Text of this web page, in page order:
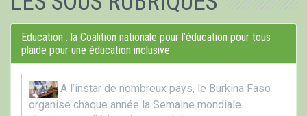
Education : la Coalition nationale pour l’éducation pour tous
plaide pour une éducation inclusive
A l’instar de nombreux pays, le Burkina Faso
organise chaque année la Semaine mondiale